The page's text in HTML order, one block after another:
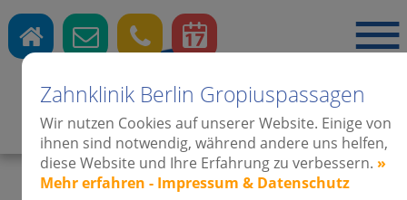
Zahnklinik Berlin Gropiuspassagen
Wir nutzen Cookies auf unserer Website. Einige von
ihnen sind notwendig, während andere uns helfen,
diese Website und Ihre Erfahrung zu verbessern. »
Mehr erfahren - Impressum & Datenschutz
Zahnärzte ·Kieferorthopädie ·Implantate